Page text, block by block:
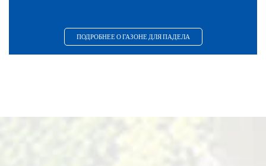
ПОДРОБНЕЕ О ГАЗОНЕ ДЛЯ ПАДЕЛА